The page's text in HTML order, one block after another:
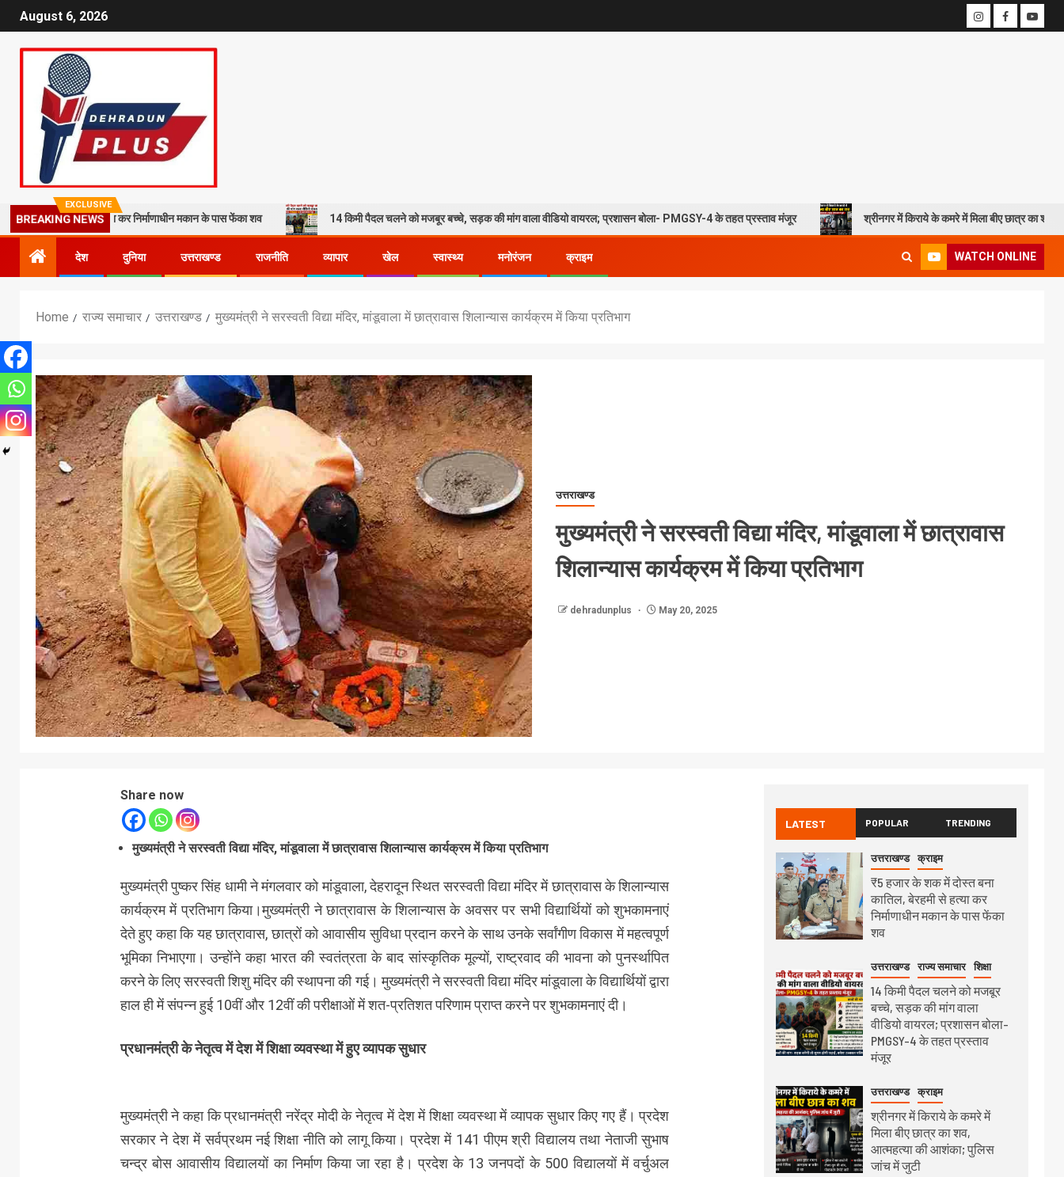
August 6, 2026
EXCLUSIVE
BREAKING NEWS
से हत्या कर निर्माणाधीन मकान के पास फेंका शव 14 किमी पैदल चलने को मजबूर बच्चे, सड़क की मांग वाला वीडियो वायरल; प्रशासन बोला- PMGSY-4 के तहत प्रस्ताव मंजूर श्रीनगर में किराये के कमरे में मिला बीए छात्र का शव, आत्महत्या की
देश दुनिया उत्तराखण्ड राजनीति व्यापार खेल स्वास्थ्य मनोरंजन क्राइम WATCH ONLINE
Home राज्य समाचार उत्तराखण्ड मुख्यमंत्री ने सरस्वती विद्या मंदिर, मांडूवाला में छात्रावास शिलान्यास कार्यक्रम में किया प्रतिभाग
उत्तराखण्ड
मुख्यमंत्री ने सरस्वती विद्या मंदिर, मांडूवाला में छात्रावास
शिलान्यास कार्यक्रम में किया प्रतिभाग
dehradunplus May 20, 2025
Share now
मुख्यमंत्री ने सरस्वती विद्या मंदिर, मांडूवाला में छात्रावास शिलान्यास कार्यक्रम में किया प्रतिभाग
मुख्यमंत्री पुष्कर सिंह धामी ने मंगलवार को मांडूवाला, देहरादून स्थित सरस्वती विद्या मंदिर में छात्रावास के शिलान्यास
कार्यक्रम में प्रतिभाग किया।मुख्यमंत्री ने छात्रावास के शिलान्यास के अवसर पर सभी विद्यार्थियों को शुभकामनाएं
देते हुए कहा कि यह छात्रावास, छात्रों को आवासीय सुविधा प्रदान करने के साथ उनके सर्वांगीण विकास में महत्वपूर्ण
भूमिका निभाएगा। उन्होंने कहा भारत की स्वतंत्रता के बाद सांस्कृतिक मूल्यों, राष्ट्रवाद की भावना को पुनर्स्थापित
करने के लिए सरस्वती शिशु मंदिर की स्थापना की गई। मुख्यमंत्री ने सरस्वती विद्या मंदिर मांडूवाला के विद्यार्थियों द्वारा
हाल ही में संपन्न हुई 10वीं और 12वीं की परीक्षाओं में शत-प्रतिशत परिणाम प्राप्त करने पर शुभकामनाएं दी।
प्रधानमंत्री के नेतृत्व में देश में शिक्षा व्यवस्था में हुए व्यापक सुधार
मुख्यमंत्री ने कहा कि प्रधानमंत्री नरेंद्र मोदी के नेतृत्व में देश में शिक्षा व्यवस्था में व्यापक सुधार किए गए हैं। प्रदेश
सरकार ने देश में सर्वप्रथम नई शिक्षा नीति को लागू किया। प्रदेश में 141 पीएम श्री विद्यालय तथा नेताजी सुभाष
चन्द्र बोस आवासीय विद्यालयों का निर्माण किया जा रहा है। प्रदेश के 13 जनपदों के 500 विद्यालयों में वर्चुअल
LATEST POPULAR TRENDING
उत्तराखण्ड क्राइम
₹5 हजार के शक में दोस्त बना
कातिल, बेरहमी से हत्या कर
निर्माणाधीन मकान के पास फेंका
शव
उत्तराखण्ड राज्य समाचार शिक्षा
14 किमी पैदल चलने को मजबूर
बच्चे, सड़क की मांग वाला
वीडियो वायरल; प्रशासन बोला-
PMGSY-4 के तहत प्रस्ताव
मंजूर
उत्तराखण्ड क्राइम
श्रीनगर में किराये के कमरे में
मिला बीए छात्र का शव,
आत्महत्या की आशंका; पुलिस
जांच में जुटी